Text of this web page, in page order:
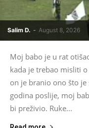
Salim D. - August 8, 2026
Moj babo je u rat
kada je trebao misliti
on je branio ono što
godina poslije, moj
bi preživio. Ruke...